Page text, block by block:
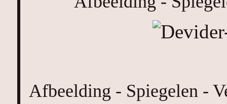
Afbeelding - Spiegelen -